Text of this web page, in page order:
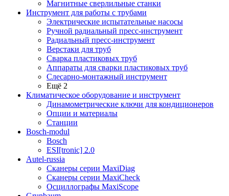
Магнитные сверлильные станки
Инструмент для работы с трубами
Электрические испытательные насосы
Ручной радиальный пресс-инструмент
Радиальный пресс-инструмент
Верстаки для труб
Сварка пластиковых труб
Аппараты для сварки пластиковых труб
Слесарно-монтажный инструмент
Ещё 2
Климатическое оборудование и инструмент
Динамометрические ключи для кондиционеров
Опции и материалы
Станции
Bosch-modul
Bosch
ESI[tronic] 2.0
Autel-russia
Сканеры серии MaxiDiag
Сканеры серии MaxiCheck
Осциллографы MaxiScope